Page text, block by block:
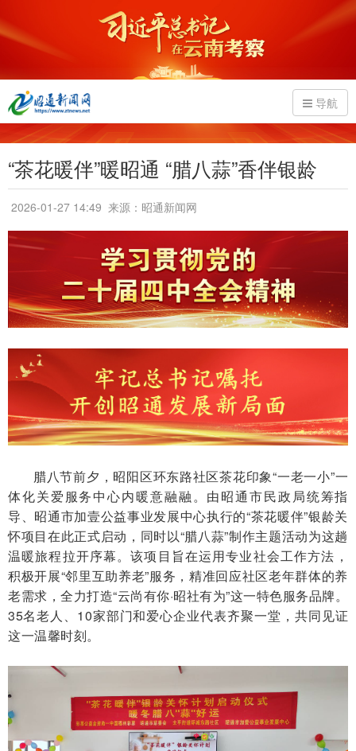
导航
“茶花暖伴”暖昭通 “腊八蒜”香伴银龄
2026-01-27 14:49 来源：昭通新闻网
腊八节前夕，昭阳区环东路社区茶花印象“一老一小”一
体化关爱服务中心内暖意融融。由昭通市民政局统筹指
导、昭通市加壹公益事业发展中心执行的“茶花暖伴”银龄关
怀项目在此正式启动，同时以“腊八蒜”制作主题活动为这趟
温暖旅程拉开序幕。该项目旨在运用专业社会工作方法，
积极开展“邻里互助养老”服务，精准回应社区老年群体的养
老需求，全力打造“云尚有你·昭社有为”这一特色服务品牌。
35名老人、 10家部门和爱心企业代表齐聚一堂，共同见证
这一温馨时刻。